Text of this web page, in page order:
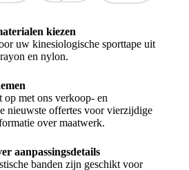
kiezen
uw kinesiologische sporttape uit
en nylon.
op met ons verkoop- en
nieuwste offertes voor vierzijdige
over maatwerk.
aanpassingsdetails
banden zijn geschikt voor